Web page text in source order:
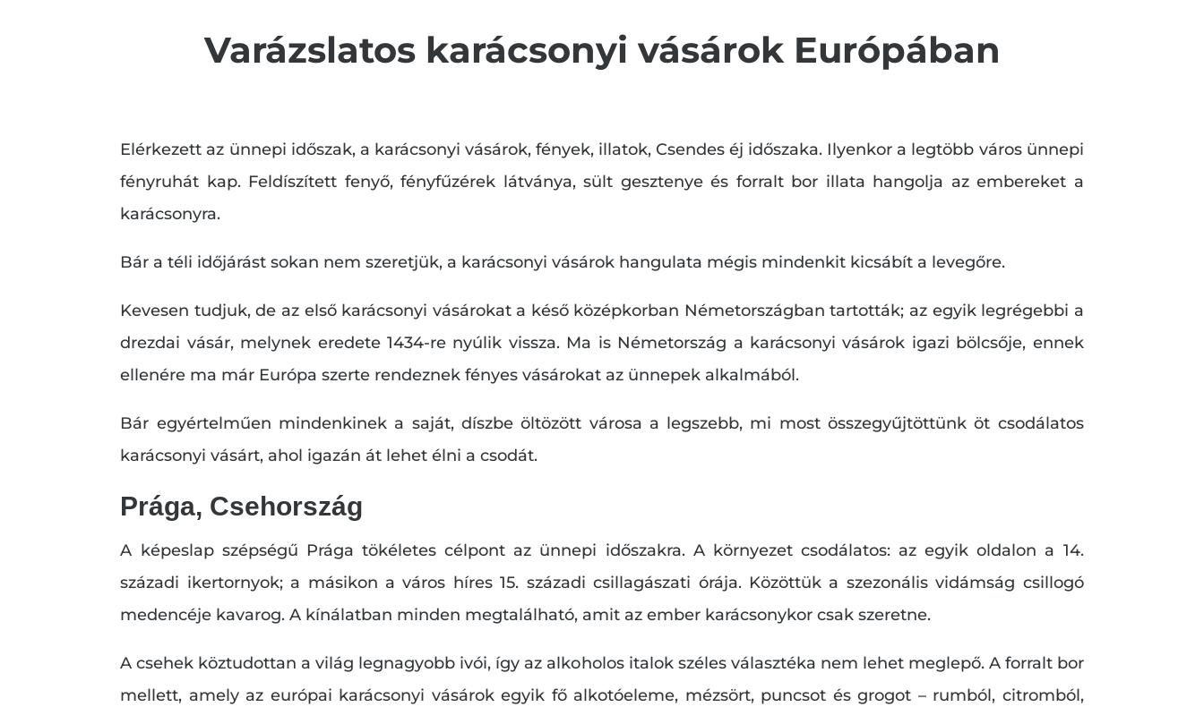
Varázslatos karácsonyi vásárok Európában
Elérkezett az ünnepi időszak, a karácsonyi vásárok, fények, illatok, Csendes éj időszaka. Ilyenkor a legtöbb város ünnepi
fényruhát kap. Feldíszített fenyő, fényfűzérek látványa, sült gesztenye és forralt bor illata hangolja az embereket a
karácsonyra.
Bár a téli időjárást sokan nem szeretjük, a karácsonyi vásárok hangulata mégis mindenkit kicsábít a levegőre.
Kevesen tudjuk, de az első karácsonyi vásárokat a késő középkorban Németországban tartották; az egyik legrégebbi a
drezdai vásár, melynek eredete 1434-re nyúlik vissza. Ma is Németország a karácsonyi vásárok igazi bölcsője, ennek
ellenére ma már Európa szerte rendeznek fényes vásárokat az ünnepek alkalmából.
Bár egyértelműen mindenkinek a saját, díszbe öltözött városa a legszebb, mi most összegyűjtöttünk öt csodálatos
karácsonyi vásárt, ahol igazán át lehet élni a csodát.
Prága, Csehország
A képeslap szépségű Prága tökéletes célpont az ünnepi időszakra. A környezet csodálatos: az egyik oldalon a 14.
századi ikertornyok; a másikon a város híres 15. századi csillagászati ​​órája. Közöttük a szezonális vidámság csillogó
medencéje kavarog. A kínálatban minden megtalálható, amit az ember karácsonykor csak szeretne.
A csehek köztudottan a világ legnagyobb ivói, így az alkoholos italok széles választéka nem lehet meglepő. A forralt bor
mellett, amely az európai karácsonyi vásárok egyik fő alkotóeleme, mézsört, puncsot és grogot – rumból, citromból,